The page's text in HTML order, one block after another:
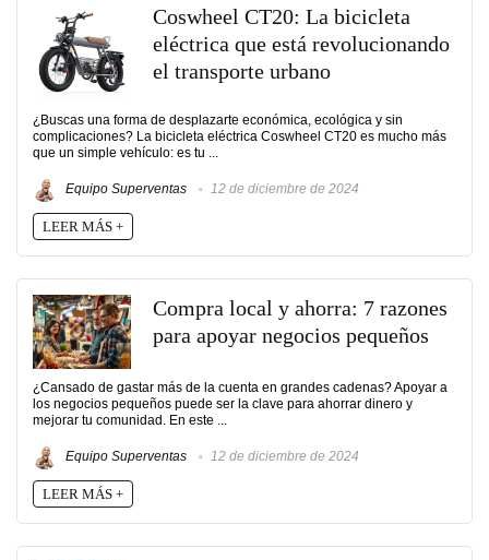
Coswheel CT20: La bicicleta
eléctrica que está revolucionando
el transporte urbano
¿Buscas una forma de desplazarte económica, ecológica y sin
complicaciones? La bicicleta eléctrica Coswheel CT20 es mucho más
que un simple vehículo: es tu ...
Equipo Superventas 12 de diciembre de 2024
LEER MÁS +
Compra local y ahorra: 7 razones
para apoyar negocios pequeños
¿Cansado de gastar más de la cuenta en grandes cadenas? Apoyar a
los negocios pequeños puede ser la clave para ahorrar dinero y
mejorar tu comunidad. En este ...
Equipo Superventas 12 de diciembre de 2024
LEER MÁS +